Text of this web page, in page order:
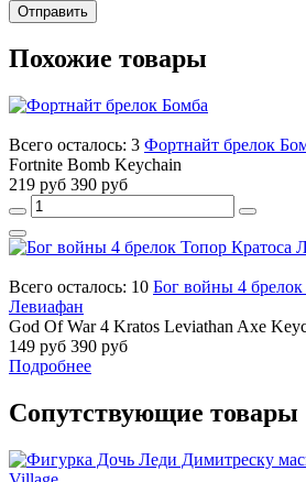
Отправить
Похожие товары
Всего осталось: 3 Фортнайт брелок
Fortnite Bomb Keychain
219 руб 390 руб
Всего осталось: 10 Бог войны 4
Левиафан
God Of War 4 Kratos Leviathan Axe
149 руб 390 руб
Подробнее
Сопутствующие товары